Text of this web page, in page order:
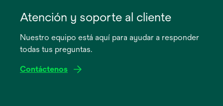
abre
pestaña
Atención y soporte al cliente
Nuestro equipo está aquí para ayudar a responder
todas tus preguntas.
Contáctenos